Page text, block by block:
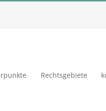
Rechtsgebiete